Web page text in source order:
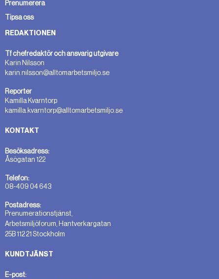
Prenumerera
Tipsa oss
REDAKTIONEN
Tf chefredaktör och ansvarig utgivare
Karin Nilsson
karin.nilsson@alltomarbetsmiljo.se
Reporter
Kamilla Kvarntorp
kamilla.kvarntorp@alltomarbetsmiljo.se
KONTAKT
Besöksadress:
Åsögatan 122
Telefon:
08-409 04 643
Postadress:
Prenumerationstjänst,
Arbetsmiljöforum, Hantverkargatan
25B 112 21 Stockholm
KUNDTJÄNST
E-post: